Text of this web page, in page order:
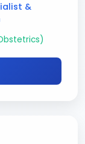
&
Obstetrics)